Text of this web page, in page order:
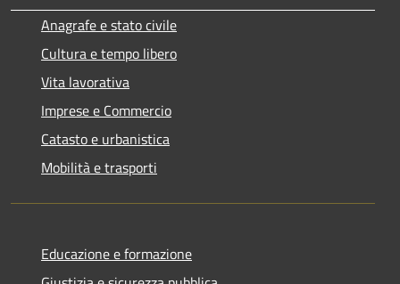
Anagrafe e stato civile
Cultura e tempo libero
Vita lavorativa
Imprese e Commercio
Catasto e urbanistica
Mobilità e trasporti
Educazione e formazione